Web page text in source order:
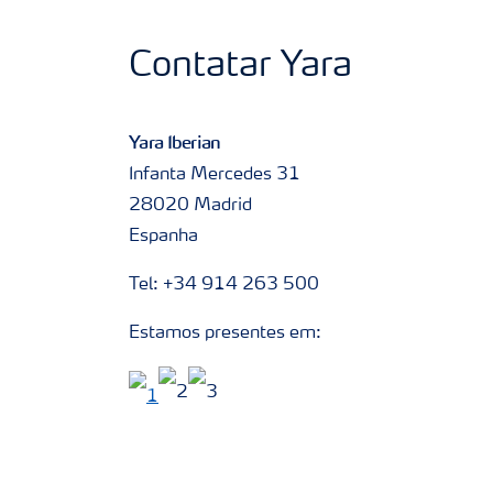
Contatar Yara
Yara Iberian
Infanta Mercedes 31
28020 Madrid
Espanha
Tel: +34 914 263 500
Estamos presentes em: